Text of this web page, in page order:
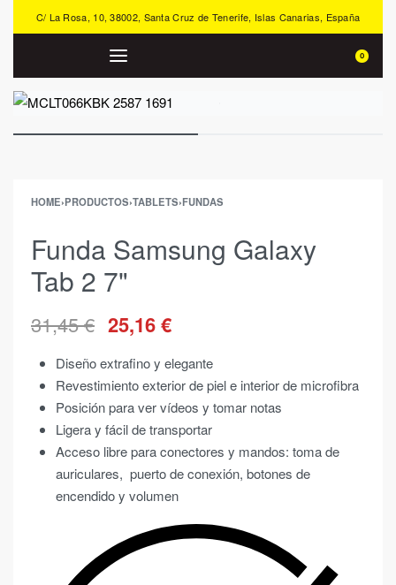
C/ La Rosa, 10, 38002, Santa Cruz de Tenerife, Islas Canarias, España
0
HOME›PRODUCTOS›TABLETS›FUNDAS
Funda Samsung Galaxy
Tab 2 7"
31,45€ 25,16€
Diseño extrafino y elegante
Revestimiento exterior de piel e interior de microfibra
Posición para ver vídeos y tomar notas
Ligera y fácil de transportar
Acceso libre para conectores y mandos: toma de
auriculares, puerto de conexión, botones de
encendido y volumen